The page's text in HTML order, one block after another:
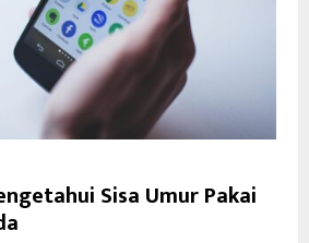
Sisa Umur Pakai